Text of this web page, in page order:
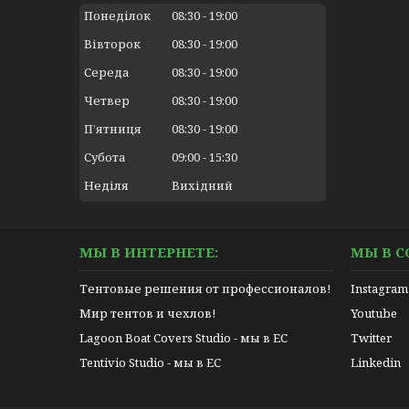
Понеділок 08:30 19:00
Вівторок
08:30 19:00
Середа
08:30 19:00
Четвер
08:30 19:00
Пʼятниця
08:30 19:00
Субота
09:00 15:30
Неділя
Вихідний
МЫ В ИНТЕРНЕТЕ:
Тентовые решения от профессионалов!
Мир тентов и чехлов!
Lagoon Boat Covers Studio - мы в ЕС
Tentivio Studio - мы в ЕС
МЫ В
Instagram
Youtube
Twitter
Linkedin